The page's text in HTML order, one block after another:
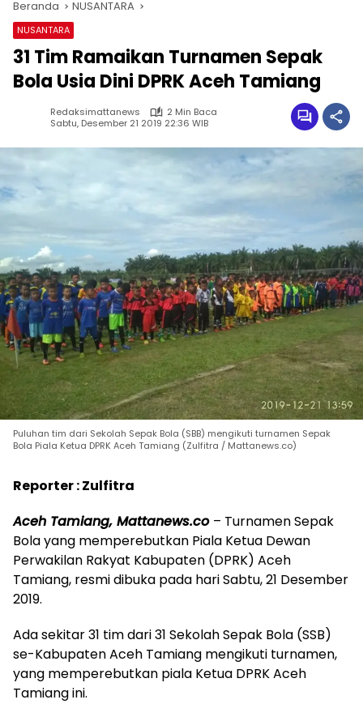
Beranda NUSANTARA
NUSANTARA
31 Tim Ramaikan Turnamen Sepak
Bola Usia Dini DPRK Aceh Tamiang
Redaksimattanews
2 Min Baca
Sabtu, Desember 21 2019 22:36 WIB
Puluhan tim dari Sekolah Sepak Bola (SBB) mengikuti turnamen Sepak
Bola Piala Ketua DPRK Aceh Tamiang (Zulfitra / Mattanews.co)
Reporter : Zulfitra
Aceh Tamiang, Mattanews.co – Turnamen Sepak
Bola yang memperebutkan Piala Ketua Dewan
Perwakilan Rakyat Kabupaten (DPRK) Aceh
Tamiang, resmi dibuka pada hari Sabtu, 21 Desember
2019.
Ada sekitar 31 tim dari 31 Sekolah Sepak Bola (SSB)
se-Kabupaten Aceh Tamiang mengikuti turnamen,
yang memperebutkan piala Ketua DPRK Aceh
Tamiang ini.